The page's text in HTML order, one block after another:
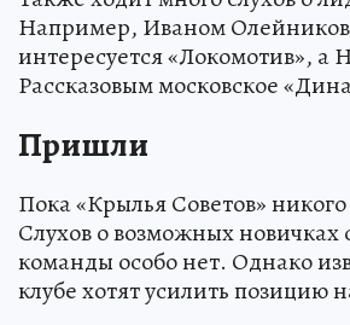
Например, Иваном
интересуется «Локомотив», а
Рассказовым московское
Пришли
Пока «Крылья Советов»
Слухов о возможных новичках
команды особо нет. Однако
клубе хотят усилить позицию